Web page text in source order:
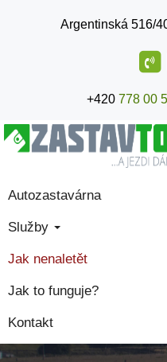
Argentinská 516/
+420 778 00
Autozastavárna
Služby
Jak nenaletět
Jak to funguje?
Kontakt